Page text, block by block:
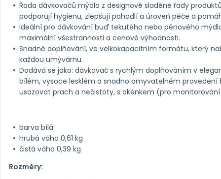
Řada dávkovačů mýdla z designově sladěné řady
podporují hygienu, zlepšují pohodlí a úroveň péče a
Ideální pro dávkování buď tekutého nebo pěnového
maximální všestrannosti a cenové výhodnosti.
Snadné doplňování, ve velkokapacitním formátu, který
každou umývárnu.
Dodává se jako: dávkovač s rychlým doplňováním v
bílém, vysoce lesklém a snadno omyvatelném provedení
usazovat prach a nečistoty, s okénkem (pro
barva bílá
hrubá váha 0,61 kg
čistá váha 0,39 kg
Rozměry: